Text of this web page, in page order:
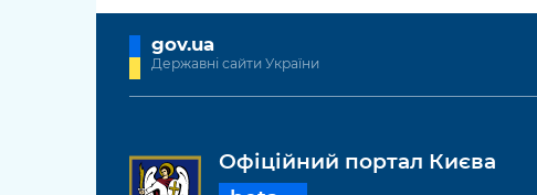
gov.ua
Державні сайти України
Офіційний портал Києва